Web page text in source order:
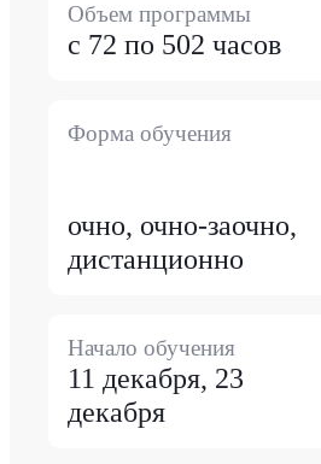
Объем программы
с 72 по 502 часов
Форма обучения
очно, очно-заочно,
дистанционно
Начало обучения
11 декабря, 23
декабря